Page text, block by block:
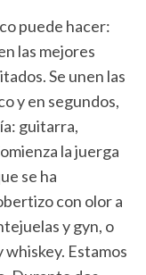
puede hacer:
las mejores
Se unen las
y en segundos,
guitarra,
la juerga
se ha
con olor a
y gyn, o
Estamos